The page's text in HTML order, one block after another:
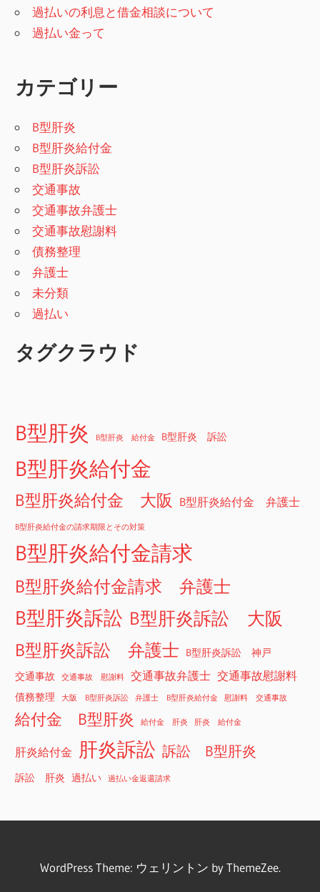
過払いの利息と借金相談について
過払い金って
カテゴリー
B型肝炎
B型肝炎給付金
B型肝炎訴訟
交通事故
交通事故弁護士
交通事故慰謝料
債務整理
弁護士
未分類
過払い
タグクラウド
B型肝炎 B型肝炎 給付金 B型肝炎 訴訟
B型肝炎給付金
B型肝炎給付金 大阪 B型肝炎給付金 弁護士
B型肝炎給付金の請求期限とその対策
B型肝炎給付金請求
B型肝炎給付金請求 弁護士
B型肝炎訴訟 B型肝炎訴訟 大阪
B型肝炎訴訟 弁護士
B型肝炎訴訟 神戸
交通事故
交通事故 慰謝料 交通事故弁護士 交通事故慰謝料
債務整理 大阪 B型肝炎訴訟 弁護士 B型肝炎給付金 慰謝料 交通事故
給付金 B型肝炎 給付金 肝炎 肝炎 給付金
肝炎給付金 肝炎訴訟 訴訟 B型肝炎
訴訟 肝炎 過払い 過払い金返還請求
WordPress Theme: ウェリントン by ThemeZee.